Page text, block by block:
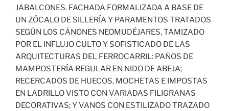
JABALCONES. FACHADA FORMALIZADA A BASE DE
UN ZÓCALO DE SILLERÍA Y PARAMENTOS TRATADOS
SEGÚN LOS CÁNONES NEOMUDÉJARES, TAMIZADO
POR EL INFLUJO CULTO Y SOFISTICADO DE LAS
ARQUITECTURAS DEL FERROCARRIL: PAÑOS DE
MAMPOSTERÍA REGULAR EN NIDO DE ABEJA;
RECERCADOS DE HUECOS, MOCHETAS E IMPOSTAS
EN LADRILLO VISTO CON VARIADAS FILIGRANAS
DECORATIVAS; Y VANOS CON ESTILIZADO TRAZADO